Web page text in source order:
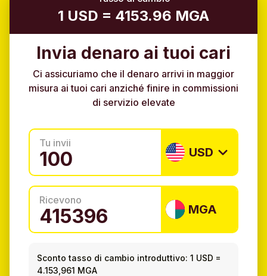
1 USD = 4153.96 MGA
Invia denaro ai tuoi cari
Ci assicuriamo che il denaro arrivi in maggior
misura ai tuoi cari anziché finire in commissioni
di servizio elevate
Tu invii
USD
Ricevono
MGA
Sconto tasso di cambio introduttivo: 1 USD =
4.153,961 MGA